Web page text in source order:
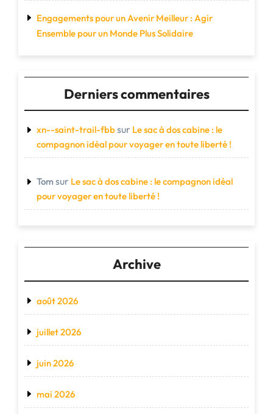
Engagements pour un Avenir Meilleur : Agir
Ensemble pour un Monde Plus Solidaire
Derniers commentaires
xn--saint-trail-fbbsur Le sac à dos cabine : le
compagnon idéal pour voyager en toute liberté !
Tom sur Le sac à dos cabine : le compagnon idéal
pour voyager en toute liberté !
Archive
août 2026
juillet 2026
juin 2026
mai 2026